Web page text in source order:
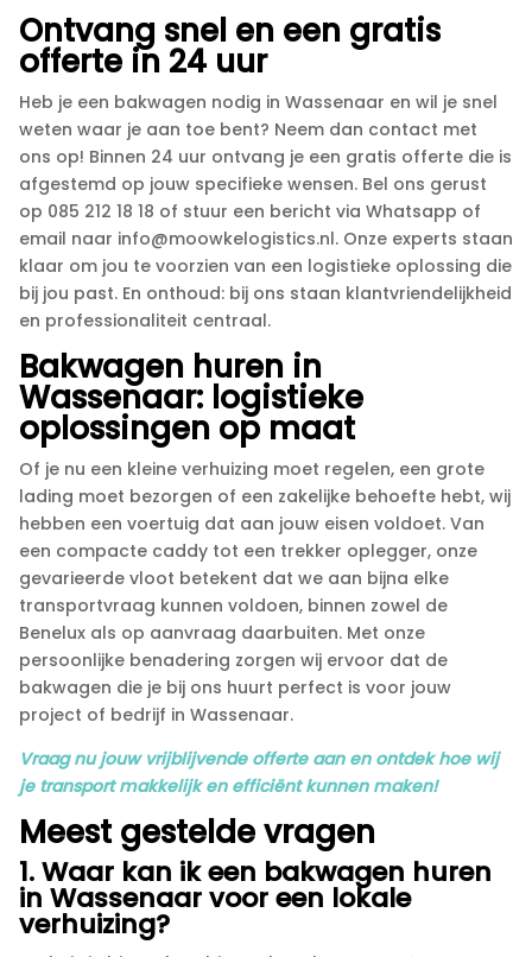
Ontvang snel en een gratis
offerte in 24 uur
Heb je een bakwagen nodig in Wassenaar en wil je snel
weten waar je aan toe bent? Neem dan contact met
ons op! Binnen 24 uur ontvang je een gratis offerte die is
afgestemd op jouw specifieke wensen.​ Bel ons gerust
op 085 212 18 18 of stuur een bericht via Whatsapp of
email naar info@moowkelogistics.​nl.​ Onze experts staan
klaar om jou te voorzien van een logistieke oplossing die
bij jou past.​ En onthoud: bij ons staan klantvriendelijkheid
en professionaliteit centraal.​
Bakwagen huren in
Wassenaar: logistieke
oplossingen op maat
Of je nu een kleine verhuizing moet regelen, een grote
lading moet bezorgen of een zakelijke behoefte hebt, wij
hebben een voertuig dat aan jouw eisen voldoet.​ Van
een compacte caddy tot een trekker oplegger, onze
gevarieerde vloot betekent dat we aan bijna elke
transportvraag kunnen voldoen, binnen zowel de
Benelux als op aanvraag daarbuiten.​ Met onze
persoonlijke benadering zorgen wij ervoor dat de
bakwagen die je bij ons huurt perfect is voor jouw
project of bedrijf in Wassenaar.​
Vraag nu jouw vrijblijvende offerte aan en ontdek hoe wij
je transport makkelijk en efficiënt kunnen maken!
Meest gestelde vragen
1.​ Waar kan ik een bakwagen huren
in Wassenaar voor een lokale
verhuizing?